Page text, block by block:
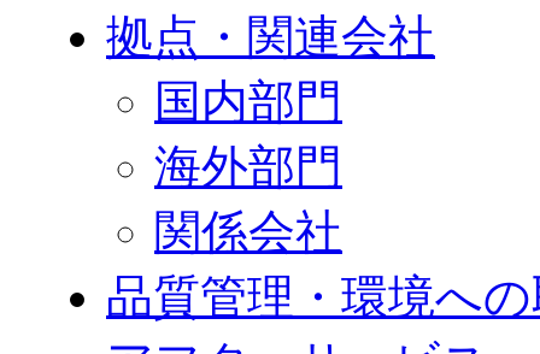
拠点・関連会社
国内部門
海外部門
関係会社
品質管理・環境へ